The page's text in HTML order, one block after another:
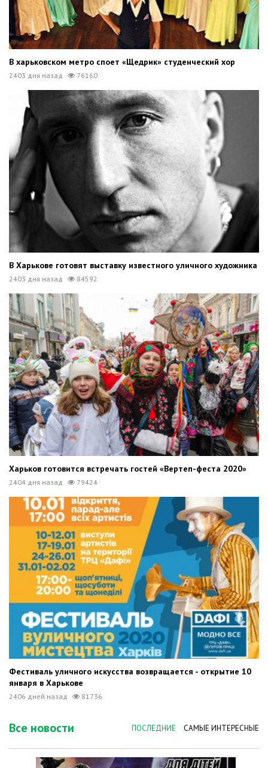
В харьковском метро споет «Щедрик» студенческий хор
2403 дня назад 76160
В Харькове готовят выставку известного уличного художника
2403 дня назад 84592
Харьков готовится встречать гостей «Вертеп-феста 2020»
2404 дня назад 79424
Фестиваль уличного искусства возвращается - открытие 10
января в Харькове
2406 дней назад 81736
Все новости ПОСЛЕДНИЕ САМЫЕ ИНТЕРЕСНЫЕ